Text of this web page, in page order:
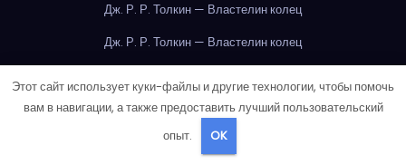
Дж. Р. Р. Толкин — Властелин колец
Дж. Р. Р. Толкин — Властелин колец
Дж. Р. Р. Толкин — Властелин колец
Дж. Р. Р. Толкин — Властелин колец
Этот сайт использует куки-файлы и другие технологии, чтобы помочь
вам в навигации, а также предоставить лучший пользовательский
опыт.
OK